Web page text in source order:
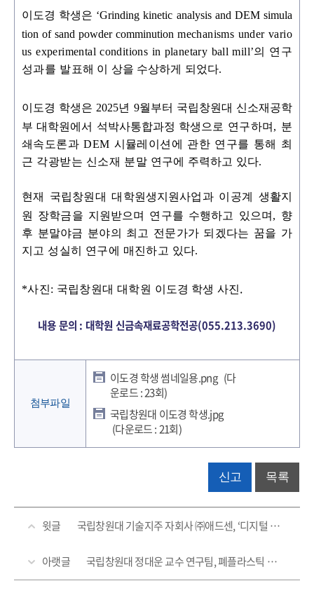
이도경 학생은 ‘Grinding kinetic analysis and DEM simula
tion of sand powder comminution mechanisms under vario
us experimental conditions in planetary ball mill’의 연구
성과를 발표해 이 상을 수상하게 되었다.
이도경 학생은 2025년 9월부터 국립창원대 신소재공학
부 대학원에서 석박사통합과정 학생으로 연구하며, 분
쇄속도론과 DEM 시뮬레이션에 관한 연구를 통해 최
근 각광받는 신소재 분말 연 구에 주력하고 있다.
현재 국립창원대 대학원생지원사업과 이공계 생활지
원 장학금을 지원받으며 연구를 수행하고
있으며, 향
후 분말야금 분야의 최고 전문가가 되겠다는 꿈을 가
지고 성실히 연구에 매진하고 있다.
*사진: 국립창원대 대학원 이도경 학생 사진.
내용 문의 : 대학원 신금속재료공학전공(055.213.3690)
첨부파일
이도경 학생 썸네일용.png (다
운로드 : 23회)
국립창원대 이도경 학생.jpg
(다운로드 : 21회)
신고 목록
윗글 국립창원대 기술지주 자회사 ㈜애드센, ‘디지털 혁신 챌린지 지원사업 2단계’ 선정!
아랫글 국립창원대 정대운 교수 연구팀, 폐플라스틱 활용 기술사업화 ‘성큼’